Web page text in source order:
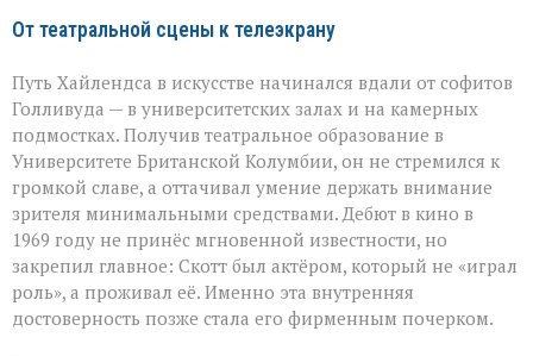
От театральной сцены к телеэкрану
Путь Хайлендса в искусстве начинался вдали от софитов
Голливуда — в университетских залах и на камерных
подмостках. Получив театральное образование в
Университете Британской Колумбии, он не стремился к
громкой славе, а оттачивал умение держать внимание
зрителя минимальными средствами. Дебют в кино в
1969 году не принёс мгновенной известности, но
закрепил главное: Скотт был актёром, который не «играл
роль», а проживал её. Именно эта внутренняя
достоверность позже стала его фирменным почерком.